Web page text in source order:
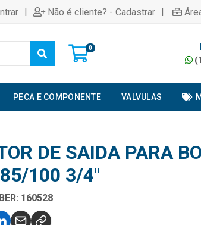
| Não é cliente? - Cadastrar |
0
PECA E COMPONENTE VALVULAS
DE SAIDA PARA
100 3/4"
160528